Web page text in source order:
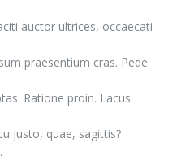
auctor ultrices, occaecati
praesentium cras. Pede
Ratione proin. Lacus
justo, quae, sagittis?